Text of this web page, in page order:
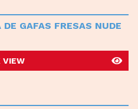
DE GAFAS FRESAS NUDE
VIEW